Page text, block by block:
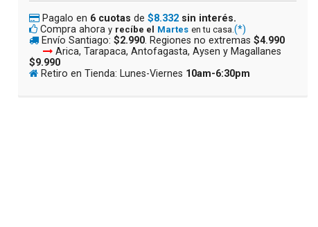
Pagalo en 6 cuotas de $8.332 sin interés.
Compra ahora y recíbe el Martes en tu casa. (*)
Envío Santiago: $2.990. Regiones no extremas $4.990
Arica, Tarapaca, Antofagasta, Aysen y Magallanes
$9.990
Retiro en Tienda: Lunes-Viernes 10am-6:30pm